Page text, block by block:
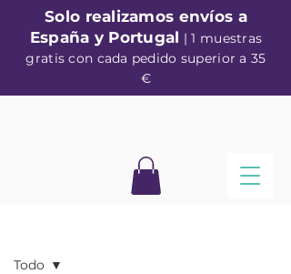
Solo realizamos envíos a
España y Portugal | 1 muestras
gratis con cada pedido superior a 35
€
Todo